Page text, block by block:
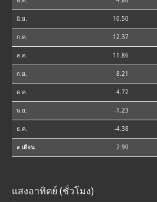
มิ.ย. 10.50
ก.ค. 12.37
ส.ค. 11.86
ก.ย. 8.21
ต.ค. 4.72
พ.ย. -1.23
ธ.ค. -4.38
⌀ เดือน 2.90
แสงอาทิตย์ (ชั่วโมง)